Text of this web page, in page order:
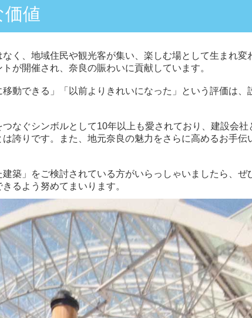
価値
く、地域住民や観光客が集い、楽しむ場として生まれ変
が開催され、奈良の賑わいに貢献しています。
動できる」「以前よりきれいになった」という評価は、
なぐシンボルとして10年以上も愛されており、建設会社
誇りです。また、地元奈良の魅力をさらに高めるお手伝
築」をご検討されている方がいらっしゃいましたら、ぜ
るよう努めてまいります。